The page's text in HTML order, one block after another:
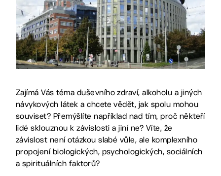
Zajímá Vás téma duševního zdraví, alkoholu a jiných
návykových látek a chcete vědět, jak spolu mohou
souviset? Přemýšlíte například nad tím, proč někteří
lidé sklouznou k závislosti a jiní ne? Víte, že
závislost není otázkou slabé vůle, ale komplexního
propojení biologických, psychologických, sociálních
a spirituálních faktorů?